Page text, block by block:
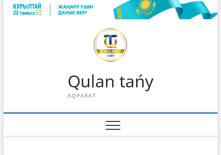
Skip
Qulan tańy
AQPARAT